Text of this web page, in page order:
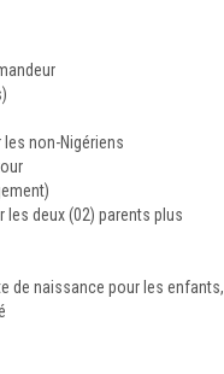
les non-Nigériens
deux (02) parents plus
de naissance pour les enfants,